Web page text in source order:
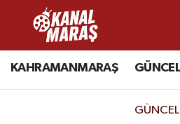
KAHRAMANMARAŞ GÜNCEL
GÜNCEL
CANLI YAYIN
KAHRAMANMARAŞ
Kahramanmaraş
Kahramanmaraş Hava